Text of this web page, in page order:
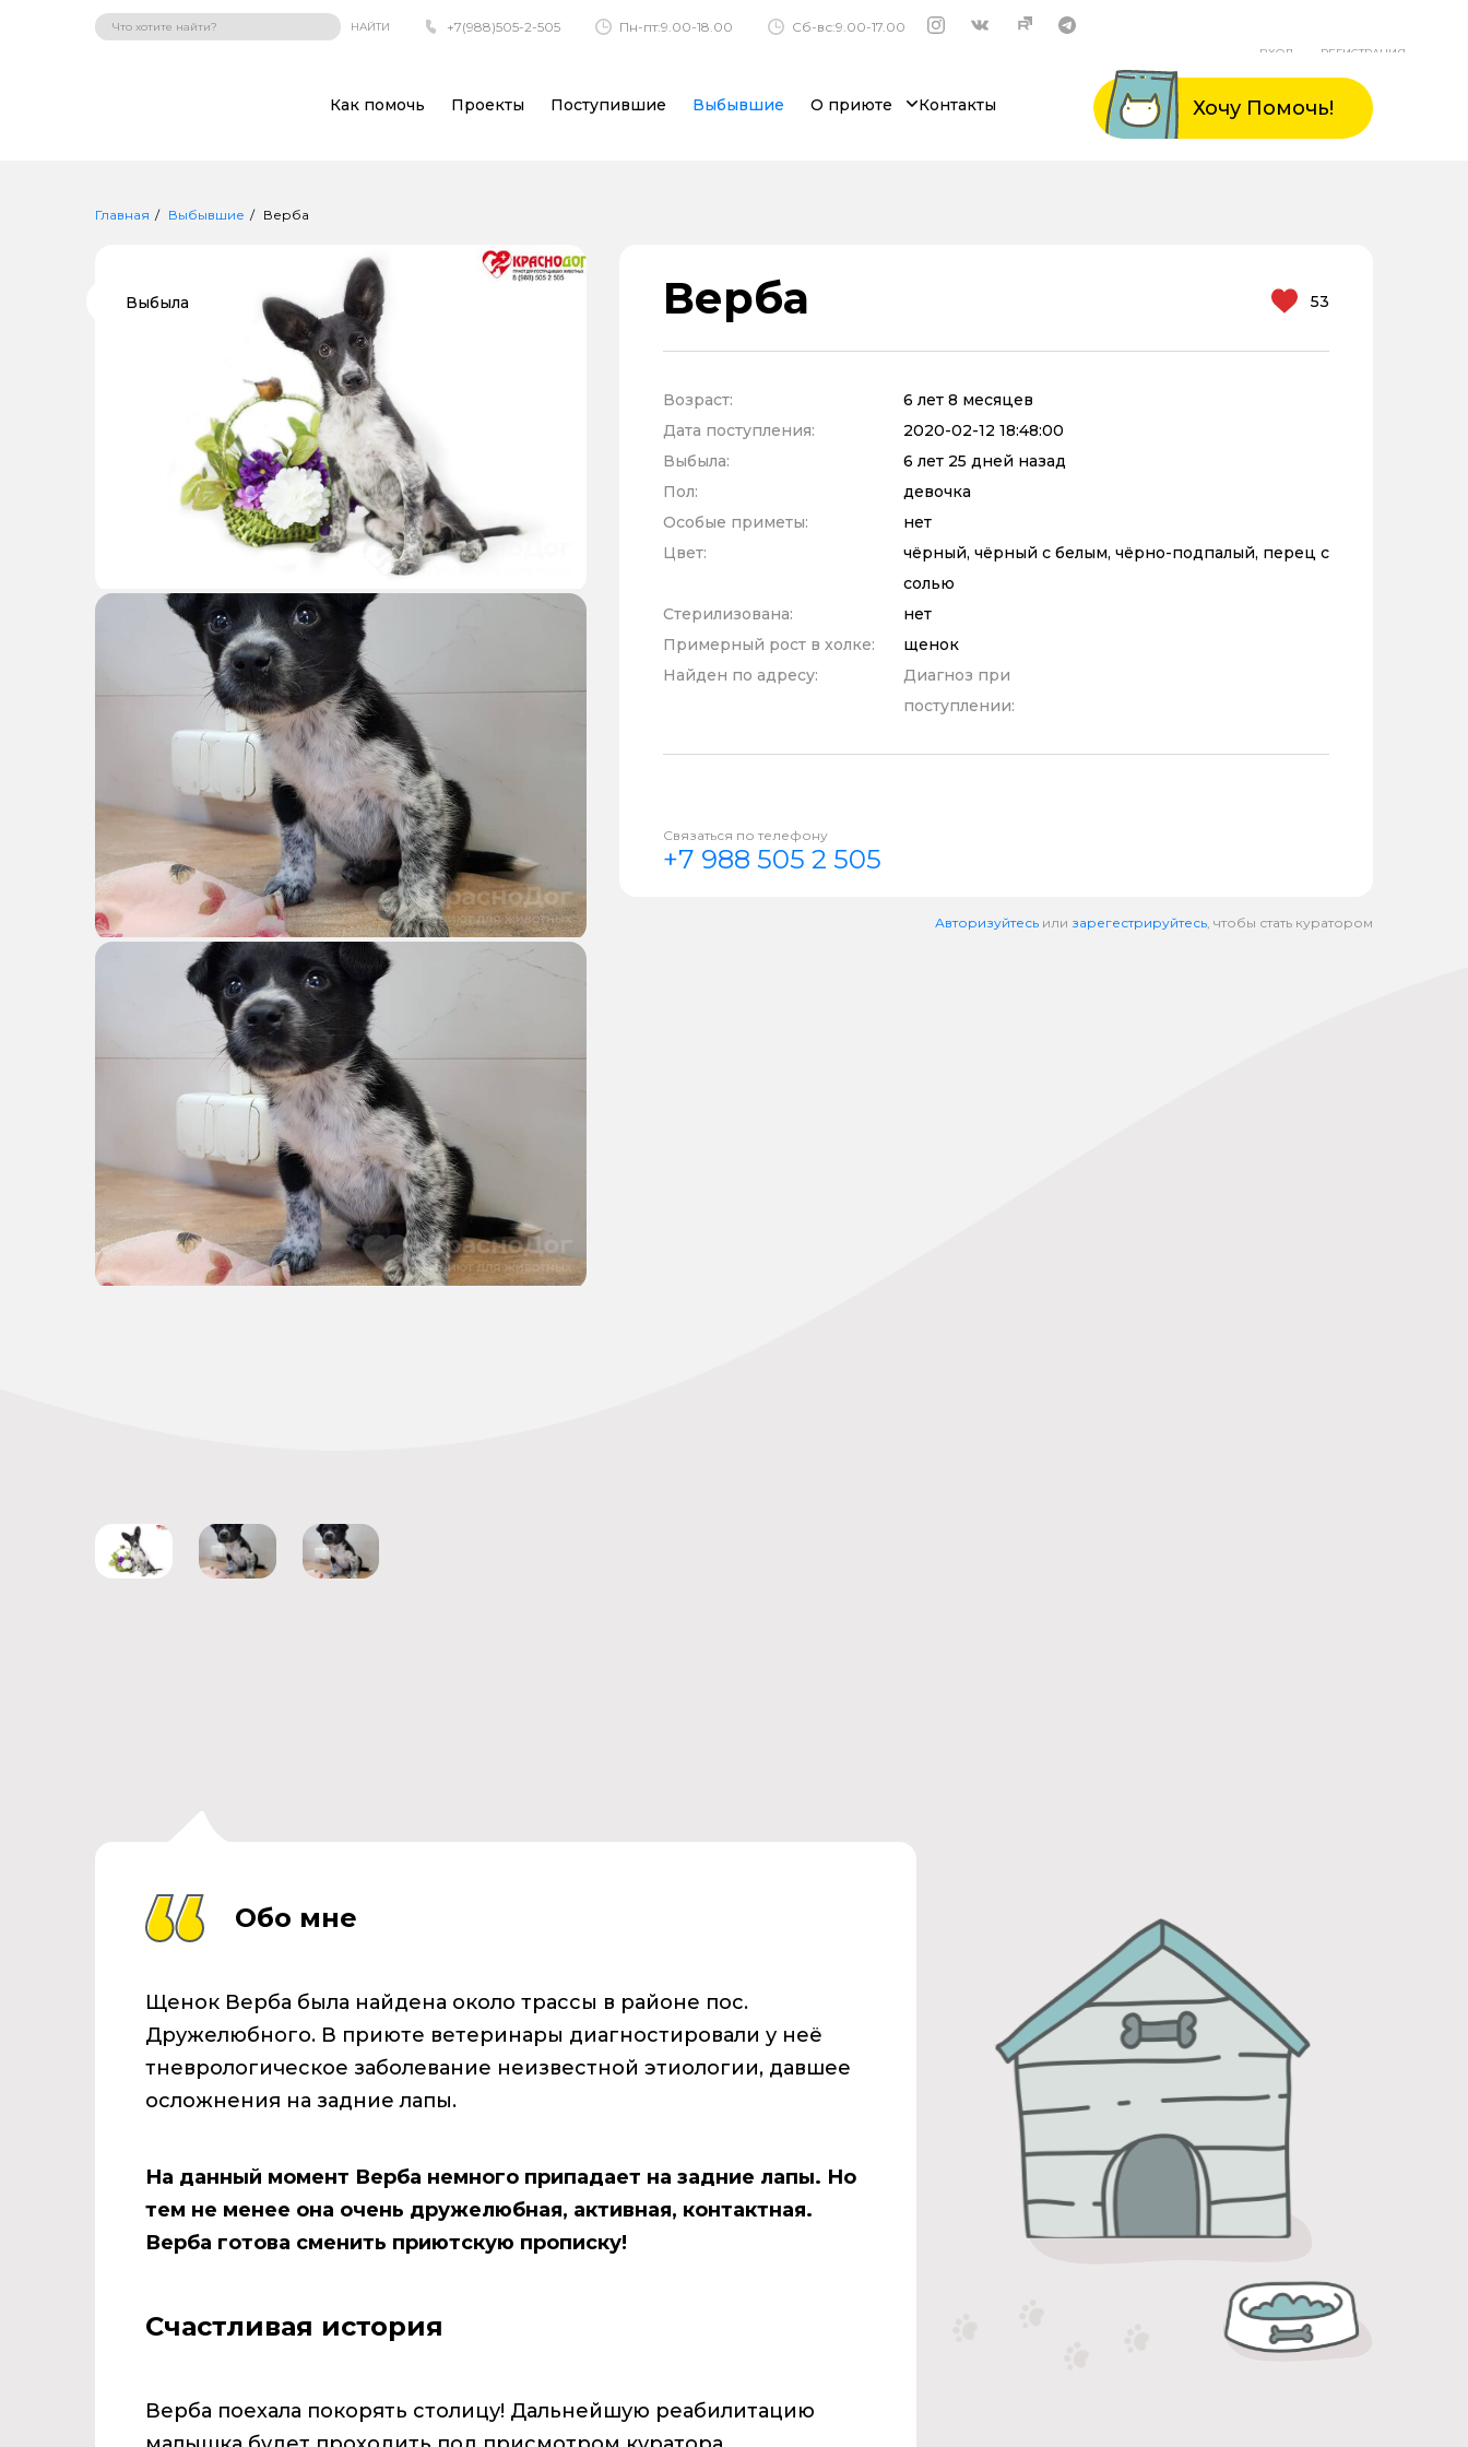
НАЙТИ +7(988)505-2-505 Пн-пт:9.00-18.00 Сб-вс:9.00-17.00
ВХОД РЕГИСТРАЦИЯ
Как помочь Проекты Поступившие Выбывшие О приюте Контакты Хочу Помочь!
Главная Выбывшие Верба
Выбыла Верба 53
Возраст:
6 лет 8 месяцев
Дата поступления:
2020-02-12 18:48:00
Выбыла:
6 лет 25 дней назад
Пол:
девочка
Особые приметы:
нет
Цвет:
чёрный, чёрный с белым, чёрно-подпалый, перец с
солью
Стерилизована:
нет
Примерный рост в холке:
щенок
Найден по адресу:
Диагноз при
поступлении:
Связаться по телефону
+7 988 505 2 505
Авторизуйтесь или зарегестрируйтесь, чтобы стать куратором
Обо мне
Щенок Верба была найдена около трассы в районе пос.
Дружелюбного. В приюте ветеринары диагностировали у неё
тневрологическое заболевание неизвестной этиологии, давшее
осложнения на задние лапы.
На данный момент Верба немного припадает на задние лапы. Но
тем не менее она очень дружелюбная, активная, контактная.
Верба готова сменить приютскую прописку!
Счастливая история
Верба поехала покорять столицу! Дальнейшую реабилитацию